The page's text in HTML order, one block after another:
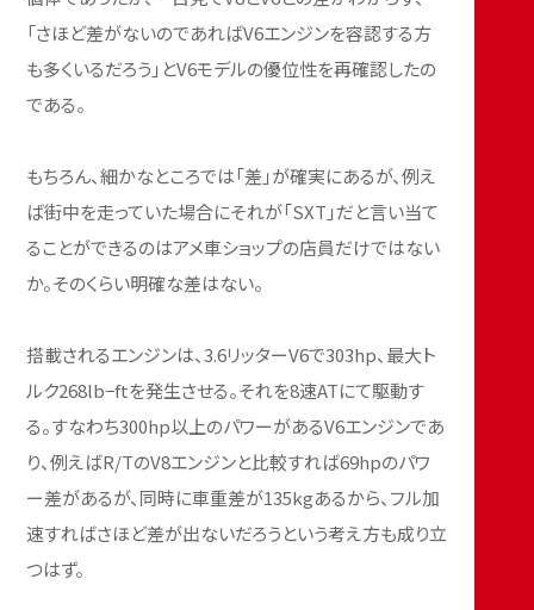
「さほど差がないのであればV6エンジンを容認する方
も多くいるだろう」とV6モデルの優位性を再確認したの
である。
もちろん、細かなところでは「差」が確実にあるが、例え
ば街中を走っていた場合にそれが「SXT」だと言い当て
ることができるのはアメ車ショップの店員だけではない
か。そのくらい明確な差はない。
搭載されるエンジンは、3.6リッターV6で303hp、最大ト
ルク268lb−ftを発生させる。それを8速ATにて駆動す
る。すなわち300hp以上のパワーがあるV6エンジンであ
り、例えばR/TのV8エンジンと比較すれば69hpのパワ
ー差があるが、同時に車重差が135kgあるから、フル加
速すればさほど差が出ないだろうという考え方も成り立
つはず。